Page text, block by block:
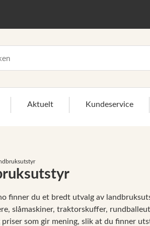
Aktuelt Kundeservice
finner du et bredt utvalg av
slåmaskiner, traktorskuffer,
som gir mening, slik at du finner